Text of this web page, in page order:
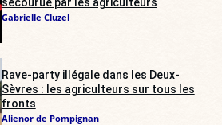
Gabrielle Cluzel
Rave-party illégale dans les Deux-
Sèvres : les agriculteurs sur tous les
fronts
Alienor de Pompignan